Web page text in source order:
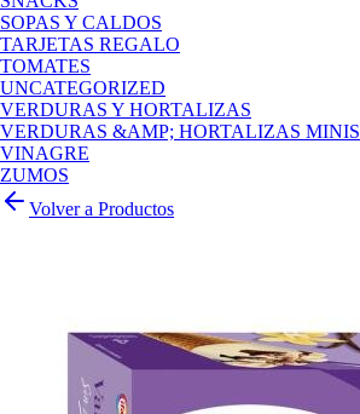
SOPAS Y CALDOS
TARJETAS REGALO
TOMATES
UNCATEGORIZED
VERDURAS Y HORTALIZAS
VERDURAS &AMP; HORTALIZAS MINIS
VINAGRE
ZUMOS
Volver a Productos